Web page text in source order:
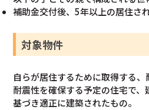
補助金交付後、5年以上の居住さ
対象物件
自らが居住するために取得する
耐震性を確保する予定の住宅で
基づき適正に建築されたもの。